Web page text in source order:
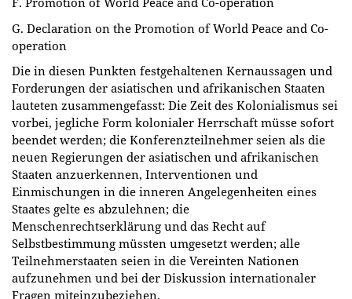
G. Declaration on the Promotion of World Peace and Co-
operation
Die in diesen Punkten festgehaltenen Kernaussagen und
Forderungen der asiatischen und afrikanischen Staaten
lauteten zusammengefasst: Die Zeit des Kolonialismus sei
vorbei, jegliche Form kolonialer Herrschaft müsse sofort
beendet werden; die Konferenzteilnehmer seien als die
neuen Regierungen der asiatischen und afrikanischen
Staaten anzuerkennen, Interventionen und
Einmischungen in die inneren Angelegenheiten eines
Staates gelte es abzulehnen; die
Menschenrechtserklärung und das Recht auf
Selbstbestimmung müssten umgesetzt werden; alle
Teilnehmerstaaten seien in die Vereinten Nationen
aufzunehmen und bei der Diskussion internationaler
Fragen miteinzubeziehen.